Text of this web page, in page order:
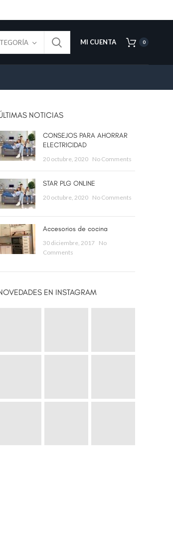
MI CUENTA 0
NOTICIAS
CONSEJOS PARA AHORRAR
ELECTRICIDAD
20 octubre, 2020 No Comments
STAR PLG ONLINE
20 octubre, 2020 No Comments
Accesorios de cocina
30 diciembre, 2017
No
Comments
EN INSTAGRAM